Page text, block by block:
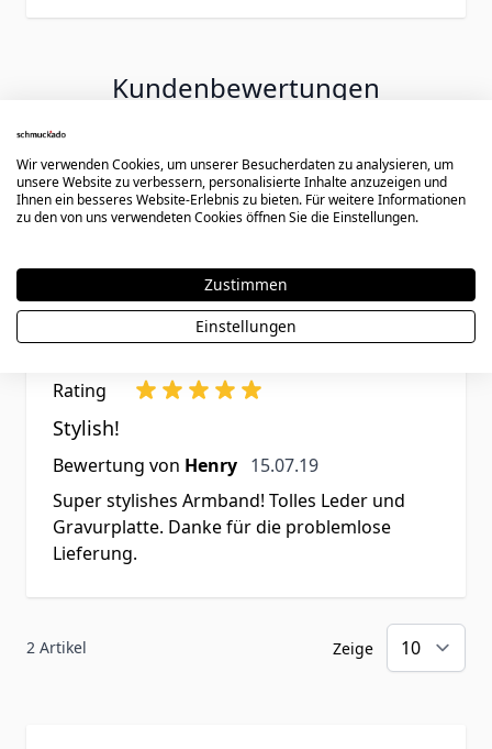
Kundenbewertungen
Rating
Vielen herzlichen Dank
Bewertung vonArthur 1. Oktober 2019
01.10.19
Top Qualität, das Leder ist weich. Die
Lieferung erfolgte innerhalb einer Woche.
Rating
Stylish!
Bewertung von Henry 15. Juli 2019
15.07.19
Super stylishes Armband! Tolles Leder und
Gravurplatte. Danke für die problemlose
Lieferung.
2 Artikel Zeige
Wir verwenden Cookies, um unserer Besucherdaten zu analysieren, um
unsere Website zu verbessern, personalisierte Inhalte anzuzeigen und
Ihnen ein besseres Website-Erlebnis zu bieten. Für weitere Informationen
zu den von uns verwendeten Cookies öffnen Sie die Einstellungen.
Zustimmen
Einstellungen